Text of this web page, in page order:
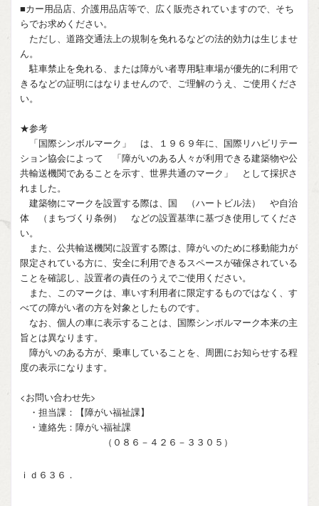
■カー用品店、介護用品店等で、広く販売されていますので、そち
らでお求めください。
ただし、道路交通法上の規制を免れるなどの法的効力は生じませ
ん。
駐車禁止を免れる、または障がい者専用駐車場が優先的に利用で
きるなどの証明にはなりませんので、ご理解のうえ、ご使用くださ
い。
★参考
「国際シンボルマーク」 は、１９６９年に、国際リハビリテー
ション協会によって 「障がいのある人々が利用できる建築物や公
共輸送機関であることを示す、世界共通のマーク」 として採択さ
れました。
建築物にマークを設置する際は、国 （ハートビル法） や自治
体 （まちづくり条例） などの設置基準に基づき使用してくださ
い。
また、公共輸送機関に設置する際は、障がいのために移動能力が
限定されている方に、安全に利用できるスペースが確保されている
ことを確認し、設置者の責任のうえでご使用ください。
また、このマークは、車いす利用者に限定するものではなく、す
べての障がい者の方を対象としたものです。
なお、個人の車に表示することは、国際シンボルマーク本来の主
旨とは異なります。
障がいのある方が、乗車していることを、周囲にお知らせする程
度の表示になります。
<お問い合わせ先>
・担当課：【障がい福祉課】
・連絡先：障がい福祉課
（０８６－４２６－３３０５）
ｉｄ６３６．